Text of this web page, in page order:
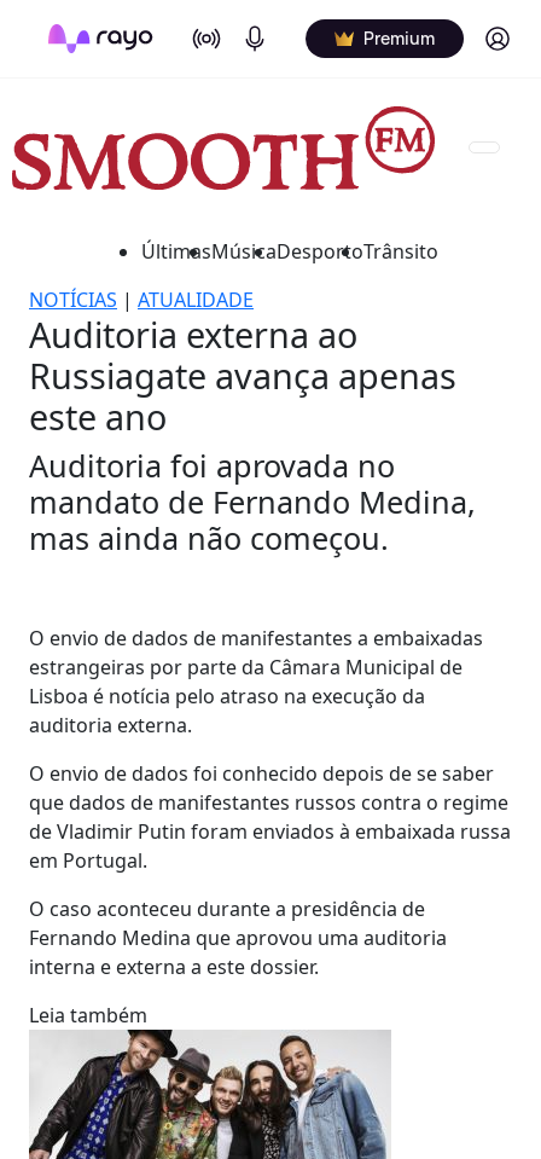
On Air Podcasts Premium Log in
ÚltimasMúsicaDesportoTrânsito
NOTÍCIAS | ATUALIDADE
Auditoria externa ao
Russiagate avança apenas
este ano
Auditoria foi aprovada no
mandato de Fernando Medina,
mas ainda não começou.
O envio de dados de manifestantes a embaixadas
estrangeiras por parte da Câmara Municipal de
Lisboa é notícia pelo atraso na execução da
auditoria externa.
O envio de dados foi conhecido depois de se saber
que dados de manifestantes russos contra o regime
de Vladimir Putin foram enviados à embaixada russa
em Portugal.
O caso aconteceu durante a presidência de
Fernando Medina que aprovou uma auditoria
interna e externa a este dossier.
Leia também